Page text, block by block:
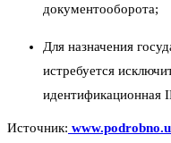
документооборота;
Для назначения
истребуется
идентификационная
Источник: